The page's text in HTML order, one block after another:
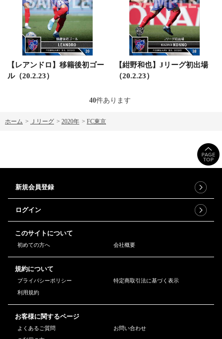
【レアンドロ】移籍後初ゴー
ル（20.2.23）
【紺野和也】Jリーグ初出場
（20.2.23）
40件あります
ホーム > Ｊリーグ > 2020年 > FC東京
新規会員登録
ログイン
このサイトについて
初めての方へ 会社概要
規約について
プライバシーポリシー
特定商取引法に基づく表示
利用規約
お客様に関するページ
よくあるご質問
お問い合わせ